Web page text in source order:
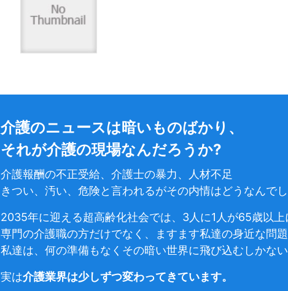
介護のニュースは暗いものばかり、
それが介護の現場なんだろうか?
介護報酬の不正受給、介護士の暴力、人材不足
きつい、汚い、危険と言われるがその内情はどうなんで
2035年に迎える超高齢化社会では、3人に1人が65歳以上
専門の介護職の方だけでなく、ますます私達の身近な問
私達は、何の準備もなくその暗い世界に飛び込むしかな
実は介護業界は少しずつ変わってきています。